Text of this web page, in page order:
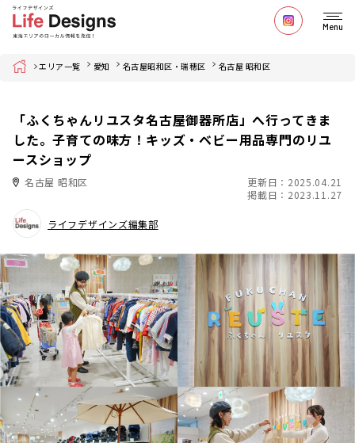
Menu
Home エリア一覧 愛知 名古屋昭和区・瑞穂区 名古屋 昭和区
「ふくちゃんリユスタ名古屋御器所店」へ行ってきま
した。子育ての味方！キッズ・ベビー用品専門のリユ
ースショップ
名古屋 昭和区
更新日：2025.04.21
掲載日：2023.11.27
ライフデザインズ編集部